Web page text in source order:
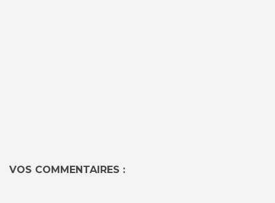
VOS COMMENTAIRES :